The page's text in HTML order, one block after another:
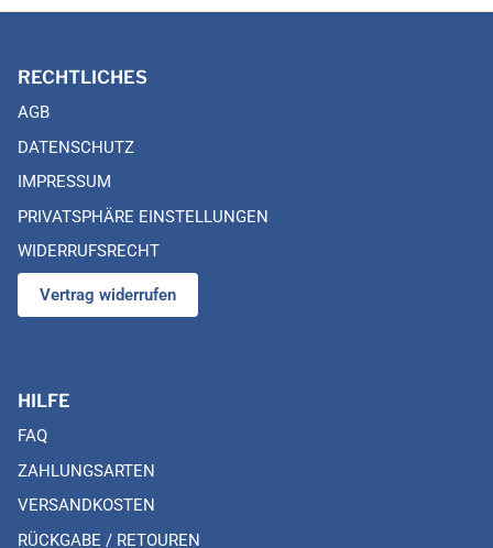
RECHTLICHES
AGB
DATENSCHUTZ
IMPRESSUM
PRIVATSPHÄRE EINSTELLUNGEN
WIDERRUFSRECHT
Vertrag widerrufen
HILFE
FAQ
ZAHLUNGSARTEN
VERSANDKOSTEN
RÜCKGABE / RETOUREN